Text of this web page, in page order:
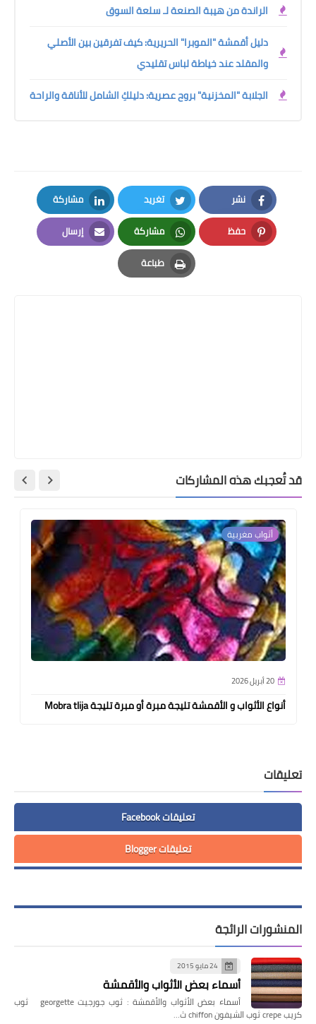
الراندة من هيبة الصنعة لـ سلعة السوق
دليل أقمشة "الموبرا" الحريرية: كيف تفرقين بين الأصلي
والمقلد عند خياطة لباس تقليدي
الجلابة "المخزنية" بروح عصرية: دليلكِ الشامل للأناقة والراحة
نشر
Facebook
تغريد
Twitter
مشاركة
LinkedIn
حفظ
Pinterest
مشاركة
Whatsapp
إرسال
Email
طباعة
Print
قد تُعجبك هذه المشاركات
أثواب مغربية
20 أبريل 2026
أنواع الأثواب و الأقمشة تليجة مبرة أو مبرة تليجة Mobra tlija
تعليقات
تعليقات Facebook
تعليقات Blogger
المنشورات الرائجة
24 مايو 2015
أسماء بعض الأثواب والأقمشة
أسماء بعض الأثواب والأقمشة : ثوب جورجيت georgette ثوب
كريب crepe ثوب الشيفون chiffon ث…